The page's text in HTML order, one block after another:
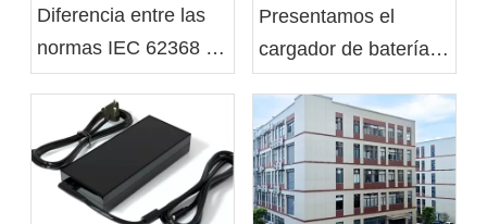
Diferencia entre las
normas IEC 62368 y
EN 62368
Presentamos el
cargador de batería
AC-DC de escritorio
C8 de 90 W de Xelite